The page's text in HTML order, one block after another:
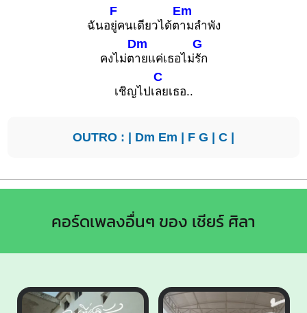
ฉันอ
F
ยู่คนเดียวได้ต
Em
ามลำพัง
คงไม่ต
Dm
ายแค่เธอไม่
G
รัก
เชิญไปเ
C
ลยเธอ..
OUTRO : | Dm Em | F G | C |
คอร์ดเพลงอื่นๆ ของ เชียร์ ศิลา